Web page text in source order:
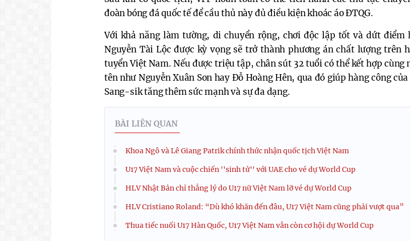
đoàn bóng đá quốc tế để cầu thủ này đủ điều kiện khoác áo ĐTQG.
Với khả năng làm tường, di chuyển rộng, chơi độc lập tốt và dứt điểm
Nguyễn Tài Lộc được kỳ vọng sẽ trở thành phương án chất lượng trên
tuyển Việt Nam. Nếu được triệu tập, chân sút 32 tuổi có thể kết hợp cùng
tên như Nguyễn Xuân Son hay Đỗ Hoàng Hên, qua đó giúp hàng công
Sang-sik tăng thêm sức mạnh và sự đa dạng.
BÀI LIÊN QUAN
Khoa Ngô và Lê Giang Patrik chính thức nhận quốc tịch Việt Nam
U17 Việt Nam và cuộc chiến ''sinh tử'' với UAE cho vé dự World Cup
HLV Nhật Bản chỉ thẳng lý do U17 nữ Việt Nam lỡ vé dự World Cup
HLV Cristiano Roland: “Dù khó khăn đến đâu, U17 Việt Nam cũng phải vượt qua”
Thua tiếc nuối U17 Hàn Quốc, U17 Việt Nam vẫn còn cơ hội dự World Cup